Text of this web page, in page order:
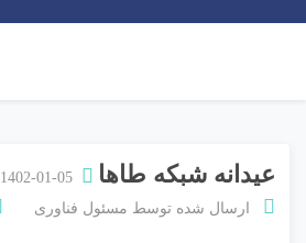
عیدانه شبکه طاها
1402-01-05
ارسال شده توسط مسئول فناوری